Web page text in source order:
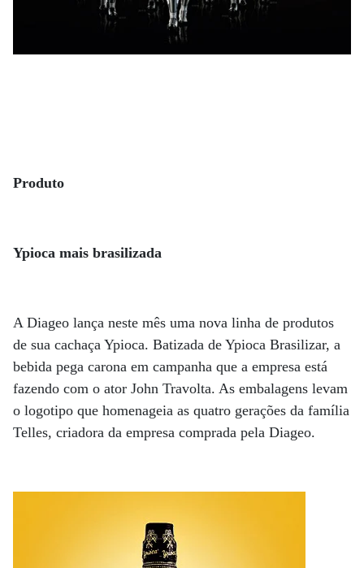
Produto
Ypioca mais brasilizada
A Diageo lança neste mês uma nova linha de produtos
de sua cachaça Ypioca. Batizada de Ypioca Brasilizar, a
bebida pega carona em campanha que a empresa está
fazendo com o ator John Travolta. As embalagens levam
o logotipo que homenageia as quatro gerações da família
Telles, criadora da empresa comprada pela Diageo.